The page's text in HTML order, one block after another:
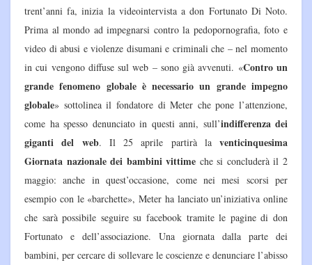
trent’anni fa, inizia la videointervista a don Fortunato Di Noto.
Prima al mondo ad impegnarsi contro la pedopornografia, foto e
video di abusi e violenze disumani e criminali che – nel momento
in cui vengono diffuse sul web – sono già avvenuti. «Contro un
grande fenomeno globale è necessario un grande impegno
globale» sottolinea il fondatore di Meter che pone l’attenzione,
come ha spesso denunciato in questi anni, sull’indifferenza dei
giganti del web. Il 25 aprile partirà la venticinquesima
Giornata nazionale dei bambini vittime che si concluderà il 2
maggio: anche in quest’occasione, come nei mesi scorsi per
esempio con le «barchette», Meter ha lanciato un’iniziativa online
che sarà possibile seguire su facebook tramite le pagine di don
Fortunato e dell’associazione. Una giornata dalla parte dei
bambini, per cercare di sollevare le coscienze e denunciare l’abisso